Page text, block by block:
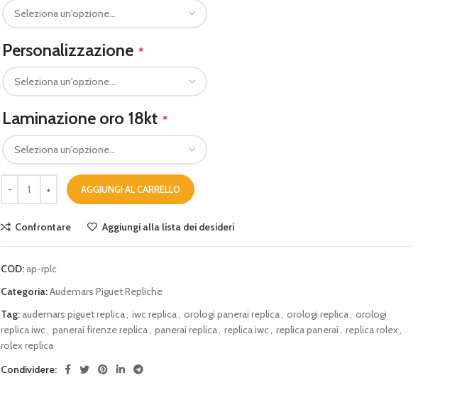
Personalizzazione *
Laminazione oro 18kt *
AGGIUNGI AL CARRELLO
Confrontare Aggiungi alla lista dei desideri
COD: ap-rplc
Categoria:Audemars Piguet Repliche
Tag: audemars piguet replica iwc replica orologi panerai replica orologi replica orologi
replica iwc
panerai firenze replica panerai replica replica iwc replica panerai replica rolex
rolex replica
Condividere: